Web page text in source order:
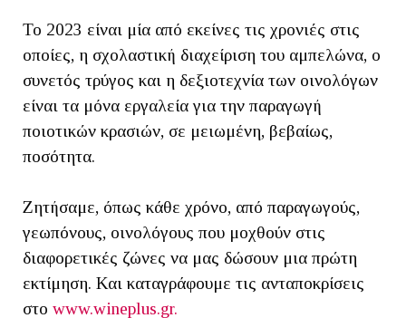
Το 2023 είναι μία από εκείνες τις χρονιές στις
οποίες, η σχολαστική διαχείριση του αμπελώνα, ο
συνετός τρύγος και η δεξιοτεχνία των οινολόγων
είναι τα μόνα εργαλεία για την παραγωγή
ποιοτικών κρασιών, σε μειωμένη, βεβαίως,
ποσότητα.
Ζητήσαμε, όπως κάθε χρόνο, από παραγωγούς,
γεωπόνους, οινολόγους που μοχθούν στις
διαφορετικές ζώνες να μας δώσουν μια πρώτη
εκτίμηση. Και καταγράφουμε τις ανταποκρίσεις
στο www.wineplus.gr.